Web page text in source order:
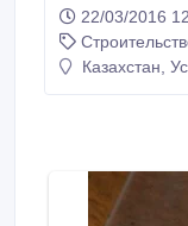
любой
высококачественный
турецкий профиль и
мобильного
монтаж, демонтаж – БЕСПЛАТНО ! Прием заявок
22/03/2016
Казахстан,